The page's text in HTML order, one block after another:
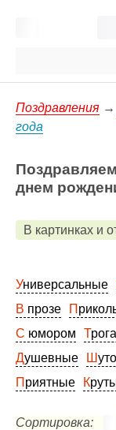
Поздравления →
года
днем
В картинках и
Универсальные
В прозе
С юмором
Душевные
Приятные
Сортировка: